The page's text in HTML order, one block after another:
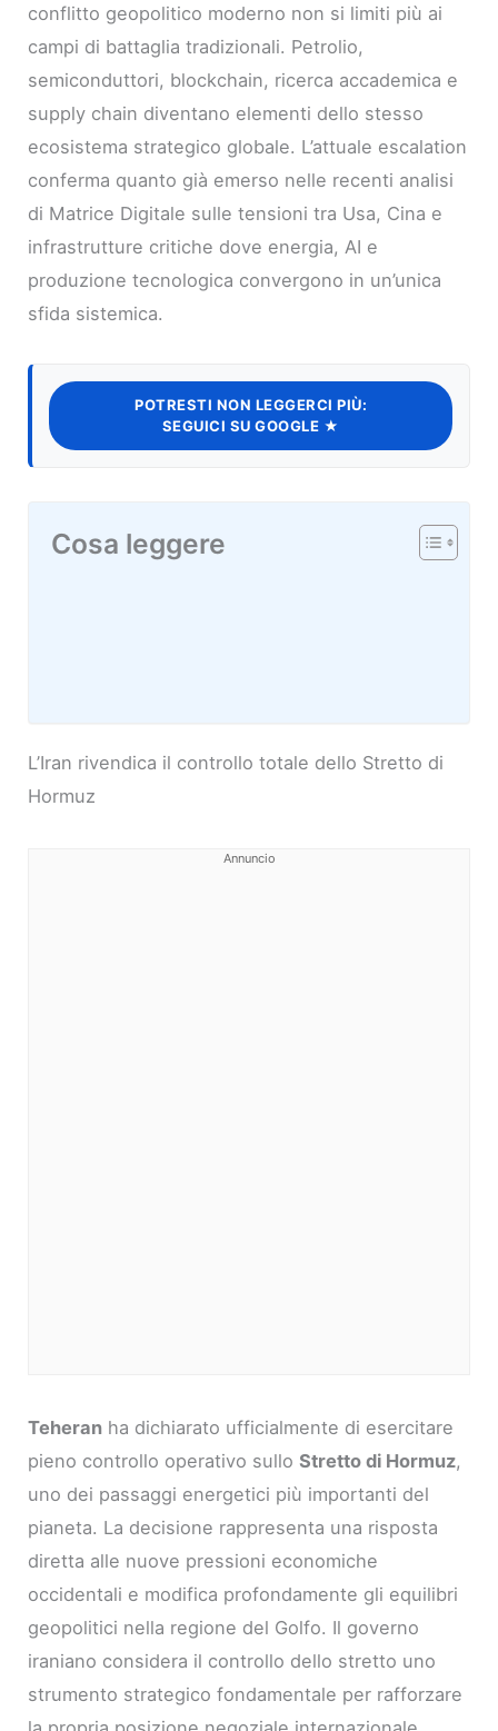
conflitto geopolitico moderno non si limiti più ai
campi di battaglia tradizionali. Petrolio,
semiconduttori, blockchain, ricerca accademica e
supply chain diventano elementi dello stesso
ecosistema strategico globale. L’attuale escalation
conferma quanto già emerso nelle recenti analisi
di Matrice Digitale sulle tensioni tra Usa, Cina e
infrastrutture critiche dove energia, AI e
produzione tecnologica convergono in un’unica
sfida sistemica.
POTRESTI NON LEGGERCI PIÙ:
SEGUICI SU GOOGLE ★
Cosa leggere
L’Iran rivendica il controllo totale dello Stretto di
Hormuz
Annuncio
Teheran ha dichiarato ufficialmente di esercitare
pieno controllo operativo sulloStretto di Hormuz,
uno dei passaggi energetici più importanti del
pianeta. La decisione rappresenta una risposta
diretta alle nuove pressioni economiche
occidentali e modifica profondamente gli equilibri
geopolitici nella regione del Golfo. Il governo
iraniano considera il controllo dello stretto uno
strumento strategico fondamentale per rafforzare